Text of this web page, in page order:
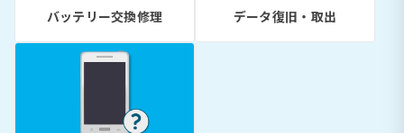
バッテリー交換修理 データ復旧・取出